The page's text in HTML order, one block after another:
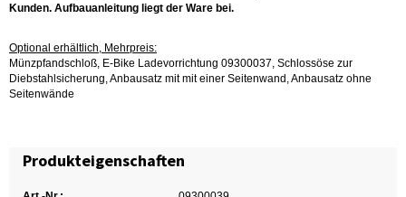
Kunden. Aufbauanleitung liegt der Ware bei.
Optional erhältlich, Mehrpreis:
Münzpfandschloß, E-Bike Ladevorrichtung 09300037, Schlossöse zur
Diebstahlsicherung, Anbausatz mit mit einer Seitenwand, Anbausatz ohne
Seitenwände
Produkteigenschaften